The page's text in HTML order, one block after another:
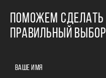
ПОМОЖЕМ СДЕЛАТЬ
ПРАВИЛЬНЫЙ ВЫБОР
ВАШЕ ИМЯ